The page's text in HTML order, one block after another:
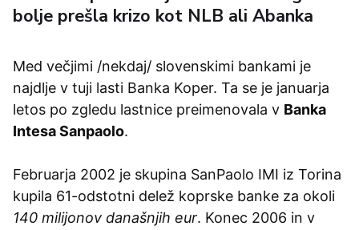
bolje prešla krizo kot NLB ali Abanka
Med večjimi /nekdaj/ slovenskimi bankami je
najdlje v tuji lasti Banka Koper. Ta se je januarja
letos po zgledu lastnice preimenovala v Banka
Intesa Sanpaolo.
Februarja 2002 je skupina SanPaolo IMI iz Torina
kupila 61-odstotni delež koprske banke za okoli
140 milijonov današnjih eur. Konec 2006 in v